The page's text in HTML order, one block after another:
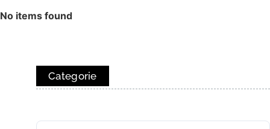
No items found
Categorie